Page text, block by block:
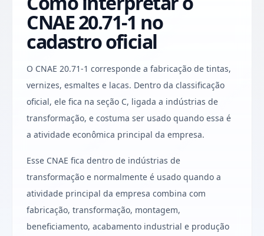
CNAE 20.71-1 no
cadastro oficial
O CNAE 20.71-1 corresponde a fabricação de tintas,
vernizes, esmaltes e lacas. Dentro da classificação
oficial, ele fica na seção C, ligada a indústrias de
transformação, e costuma ser usado quando essa é
a atividade econômica principal da empresa.
Esse CNAE fica dentro de indústrias de
transformação e normalmente é usado quando a
atividade principal da empresa combina com
fabricação, transformação, montagem,
beneficiamento, acabamento industrial e produção